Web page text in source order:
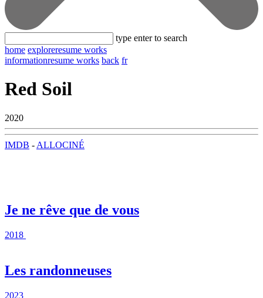
type enter to search
home exploreresume works
informationresume works back fr
Red Soil
2020
IMDB - ALLOCINÉ
Je ne rêve que de vous
2018
Les randonneuses
2023